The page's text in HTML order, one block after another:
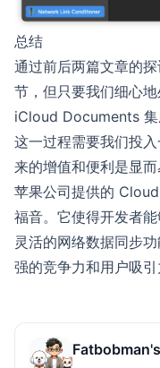
总结
通过前后两篇文章的
节，但只要我们细心
iCloud Documents 集
这一过程需要我们投
来的增值和便利是显而
苹果公司提供的
福音。它使得开发者
灵活的网络数据同步
强的竞争力和用户吸引